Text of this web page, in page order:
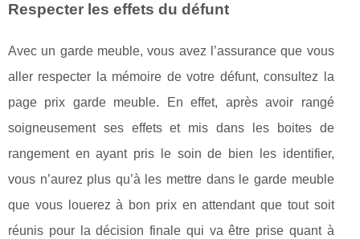
Respecter les effets du défunt
Avec un garde meuble, vous avez l’assurance que vous
aller respecter la mémoire de votre défunt, consultez la
page prix garde meuble. En effet, après avoir rangé
soigneusement ses effets et mis dans les boites de
rangement en ayant pris le soin de bien les identifier,
vous n’aurez plus qu’à les mettre dans le garde meuble
que vous louerez à bon prix en attendant que tout soit
réunis pour la décision finale qui va être prise quant à